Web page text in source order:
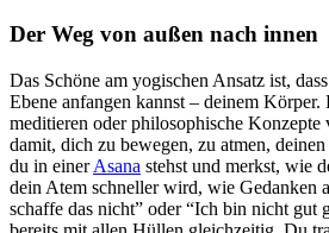
Der Weg von außen nach innen
Das Schöne am yogischen Ansatz ist,
Ebene anfangen kannst – deinem
meditieren oder philosophische Konzepte
damit, dich zu bewegen, zu atmen,
du in einerAsana stehst und merkst, wie
dein Atem schneller wird, wie Gedanken
schaffe das nicht” oder “Ich bin nicht gut